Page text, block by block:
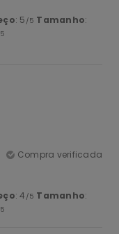
: 5 /5 Tamanho:
Compra verificada
: 4 /5 Tamanho: